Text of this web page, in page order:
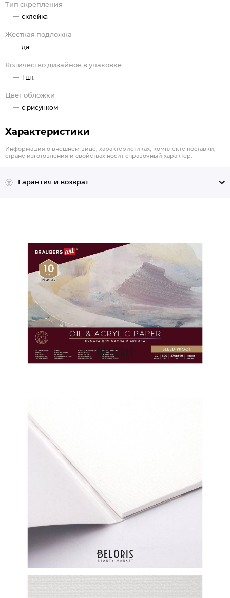
Тип скрепления
склейка
Жесткая подложка
да
Количество дизайнов в упаковке
1 шт.
Цвет обложки
с рисунком
Характеристики
Информация о внешнем виде, характеристиках, комплекте поставки,
стране изготовления и свойствах носит справочный характер.
Гарантия и возврат